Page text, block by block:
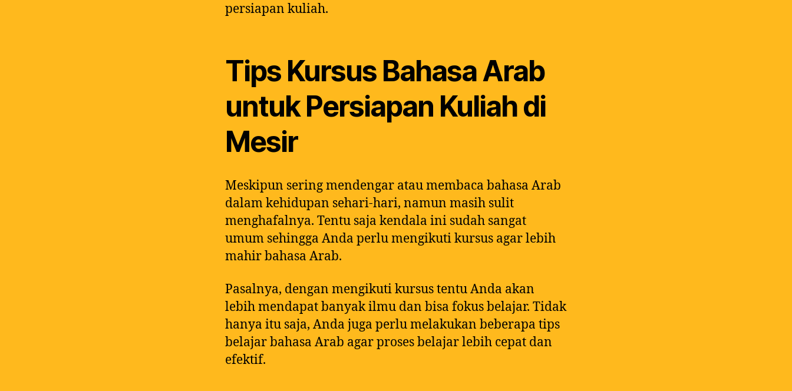
persiapan kuliah.
Tips Kursus Bahasa Arab
untuk Persiapan Kuliah di
Mesir
Meskipun sering mendengar atau membaca bahasa Arab
dalam kehidupan sehari-hari, namun masih sulit
menghafalnya. Tentu saja kendala ini sudah sangat
umum sehingga Anda perlu mengikuti kursus agar lebih
mahir bahasa Arab.
Pasalnya, dengan mengikuti kursus tentu Anda akan
lebih mendapat banyak ilmu dan bisa fokus belajar. Tidak
hanya itu saja, Anda juga perlu melakukan beberapa tips
belajar bahasa Arab agar proses belajar lebih cepat dan
efektif.